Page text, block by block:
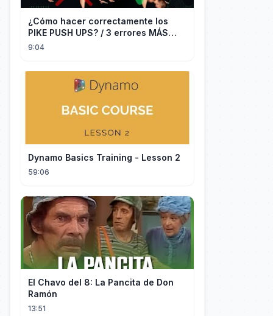
¿Cómo hacer correctamente los
PIKE PUSH UPS? / 3 errores MÁS
9:04
Dynamo Basics Training - Lesson 2
59:06
El Chavo del 8: La Pancita de Don
Ramón
13:51